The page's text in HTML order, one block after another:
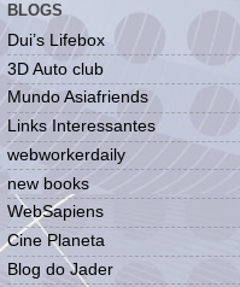
BLOGS
Dui’s Lifebox
3D Auto club
Mundo Asiafriends
Links Interessantes
webworkerdaily
new books
WebSapiens
Cine Planeta
Blog do Jader